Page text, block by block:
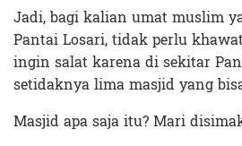
Jadi, bagi kalian umat muslim
Pantai Losari, tidak perlu
ingin salat karena di sekitar
setidaknya lima masjid yang
Masjid apa saja itu? Mari